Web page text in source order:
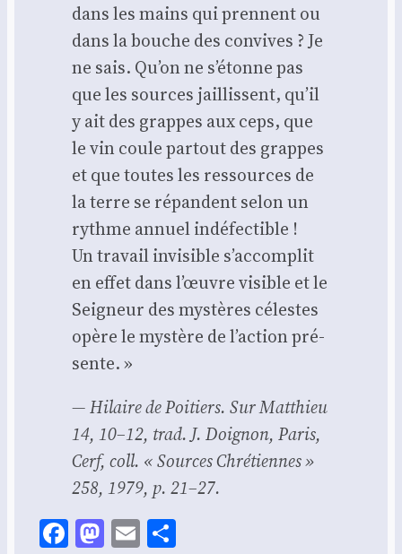
dans les mains qui prennent ou
dans la bouche des convives ? Je
ne sais. Qu’on ne s’é­tonne pas
que les sources jaillissent, qu’il
y ait des grappes aux ceps, que
le vin coule par­tout des grappes
et que toutes les res­sources de
la terre se répandent selon un
rythme annuel indé­fec­tible !
Un tra­vail invi­sible s’ac­com­plit
en effet dans l’œuvre visible et le
Sei­gneur des mys­tères célestes
opère le mys­tère de l’ac­tion pré­
sente. »
— Hilaire de Poi­tiers. Sur Mat­thieu
14, 10–12, trad. J. Doi­gnon, Paris,
Cerf, coll. « Sources Chré­tiennes »
258, 1979, p. 21–27.
Facebook
Mastodon
Email